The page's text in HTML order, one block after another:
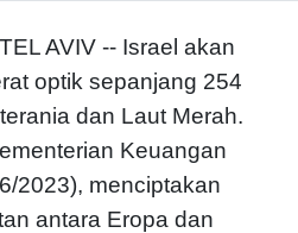
TEL AVIV -- Israel akan
optik sepanjang 254
dan Laut Merah.
Keuangan
2023), menciptakan
antara Eropa dan